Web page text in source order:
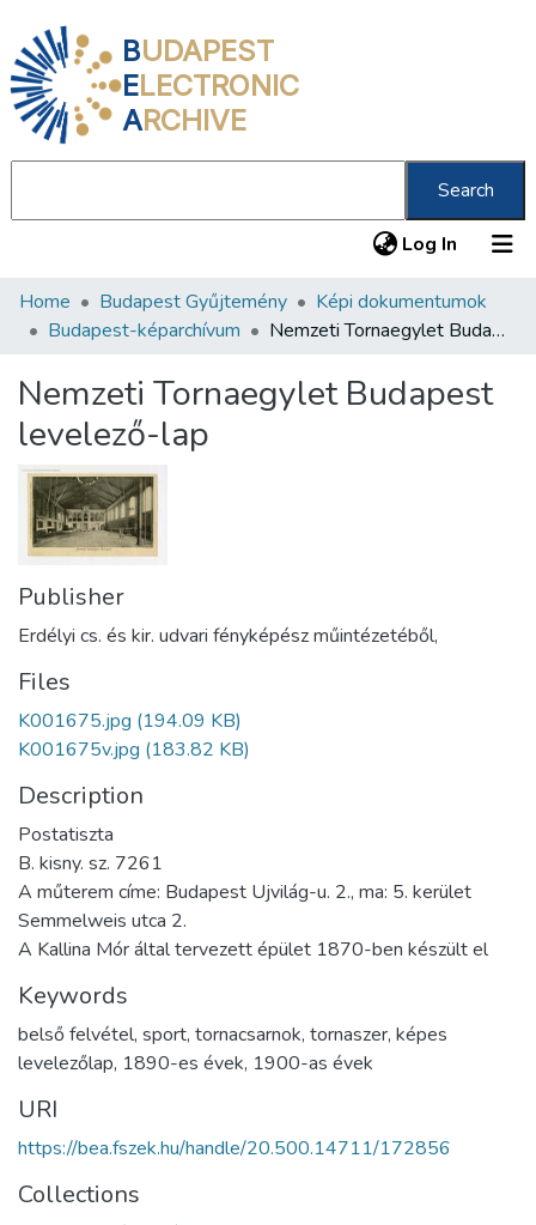
BUDAPEST
ELECTRONIC
ARCHIVE
Search
Log In (current)
Communities & Collections
Statistics
About us
Home Budapest Gyűjtemény
Képi dokumentumok
Budapest-képarchívum
Nemzeti Tornaegylet Budapest levelező-lap
Nemzeti Tornaegylet Budapest
levelező-lap
Publisher
Erdélyi cs. és kir. udvari fényképész műintézetéből,
Files
K001675.jpg (194.09 KB)
K001675v.jpg (183.82 KB)
Description
Postatiszta
B. kisny. sz. 7261
A műterem címe: Budapest Ujvilág-u. 2., ma: 5. kerület
Semmelweis utca 2.
A Kallina Mór által tervezett épület 1870-ben készült el
Keywords
belső felvétel, sport, tornacsarnok, tornaszer, képes
levelezőlap, 1890-es évek, 1900-as évek
URI
https://bea.fszek.hu/handle/20.500.14711/172856
Collections